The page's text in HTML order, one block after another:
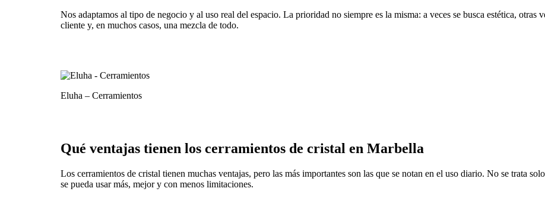
Nos adaptamos al tipo de negocio y al uso real del espacio. La prioridad no siempre es la misma: a veces se busca estética, otras
cliente y, en muchos casos, una mezcla de todo.
Eluha – Cerramientos
Qué ventajas tienen los cerramientos de cristal en Marbella
Los cerramientos de cristal tienen muchas ventajas, pero las más importantes son las que se notan en el uso diario. No se trata
se pueda usar más, mejor y con menos limitaciones.